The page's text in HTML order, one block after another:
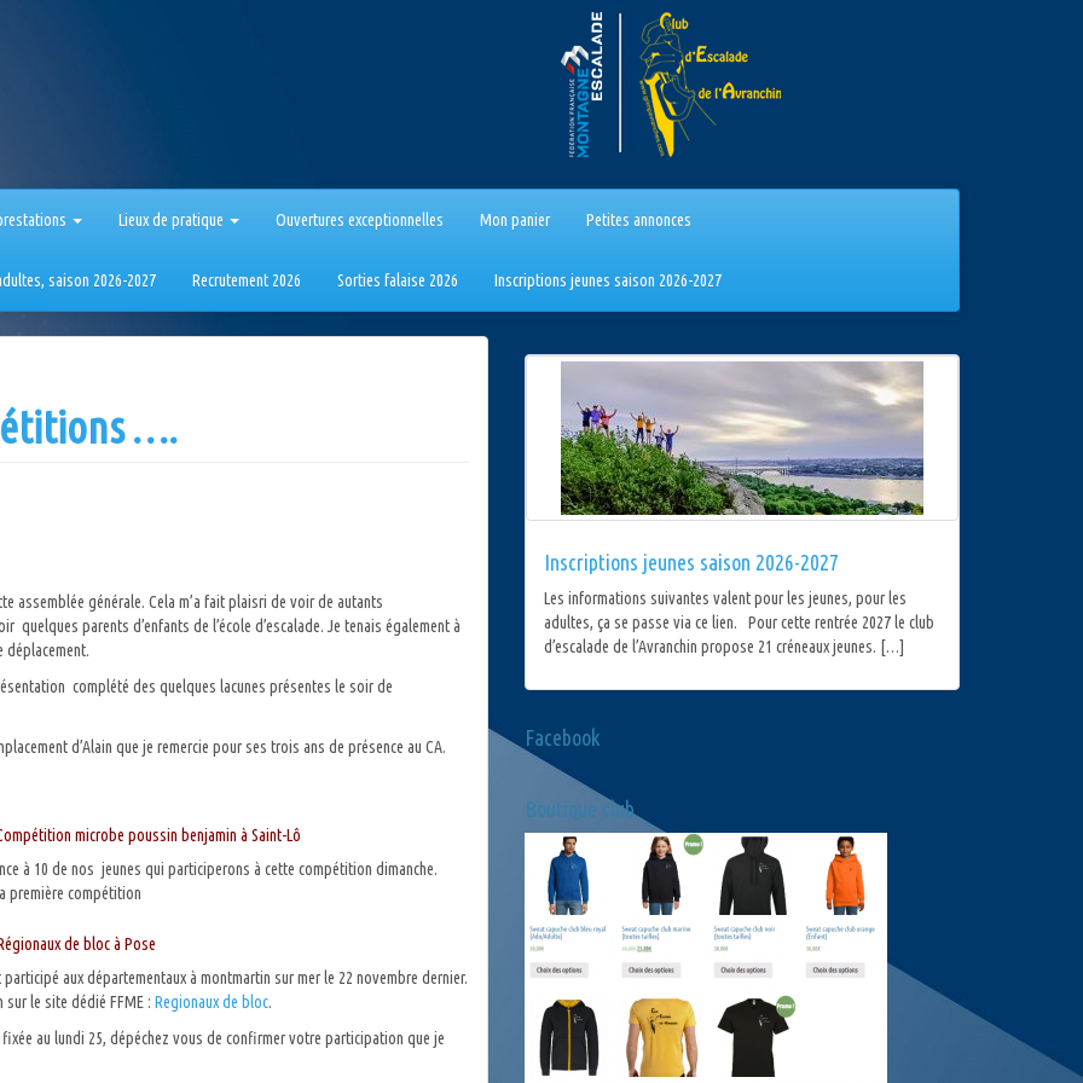
Lieux de pratique Ouvertures exceptionnelles Mon panier Petites annonces
saison 2026-2027 Recrutement 2026 Sorties falaise 2026 Inscriptions jeunes saison 2026-2027
….
assemblée générale. Cela m’a fait plaisri de voir de autants
parents d’enfants de l’école d’escalade. Je tenais également à
déplacement.
complété des quelques lacunes présentes le soir de
d’Alain que je remercie pour ses trois ans de présence au CA.
microbe poussin benjamin à Saint-Lô
à 10 de nos jeunes qui participerons à cette compétition dimanche.
première compétition
de bloc à Pose
participé aux départementaux à montmartin sur mer le 22 novembre dernier.
le site dédié FFME : Regionaux de bloc.
au lundi 25, dépéchez vous de confirmer votre participation que je
Inscriptions jeunes saison 2026-2027
Les informations suivantes valent pour les jeunes, pour les
adultes, ça se passe via ce lien. Pour cette rentrée 2027 le club
d’escalade de l’Avranchin propose 21 créneaux jeunes. […]
Facebook
Boutique club